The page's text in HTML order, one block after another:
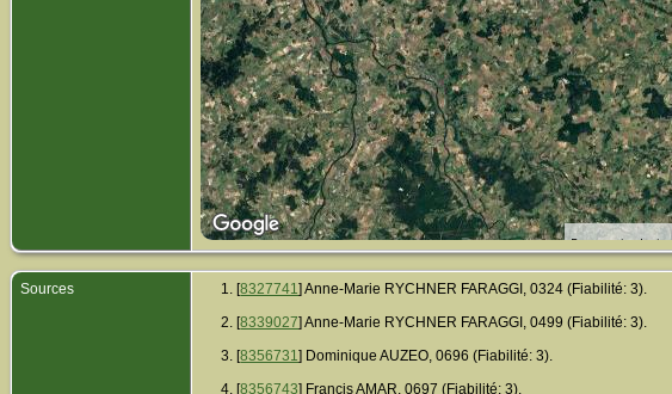
Raccourcis clavier
Sources [8327741] Anne-Marie RYCHNER FARAGGI, 0324 (Fiabilité: 3).
[8339027] Anne-Marie RYCHNER FARAGGI, 0499 (Fiabilité: 3).
[8356731] Dominique AUZEO, 0696 (Fiabilité: 3).
[8356743] Francis AMAR, 0697 (Fiabilité: 3).